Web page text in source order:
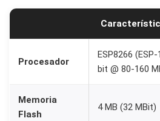
4
P
l
a
Procesador
ESP8266
bit @ 80-160
Memoria
Flash
4 MB (32 MBit)